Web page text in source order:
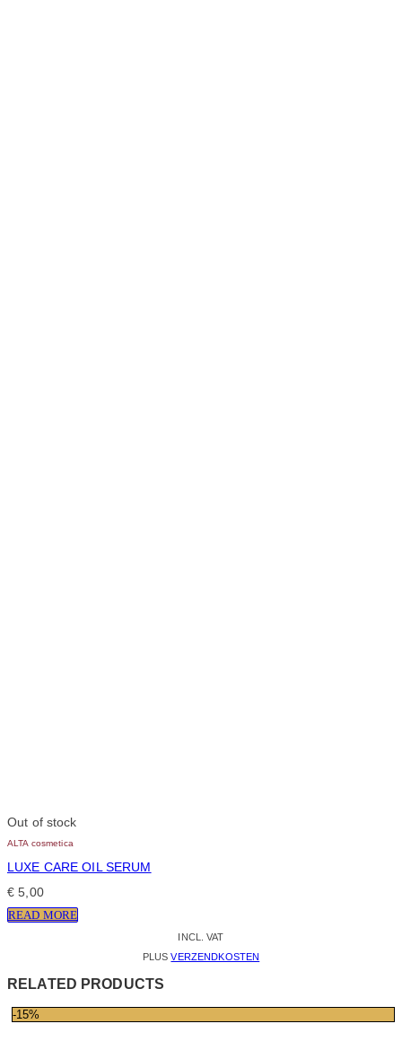
Out of stock
ALTA cosmetica
LUXE CARE OIL SERUM
€ 5,00
READ MORE
INCL. VAT
PLUSVERZENDKOSTEN
RELATED PRODUCTS
-15%